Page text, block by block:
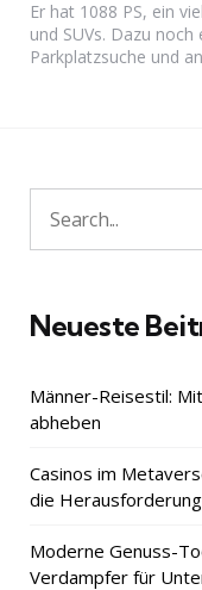
Er hat 1088 PS, ein
und SUVs. Dazu noch
Parkplatzsuche und
Search
for:
Neueste
Männer-Reisestil:
abheben
Casinos im
die
Moderne Genuss-
Verdampfer für